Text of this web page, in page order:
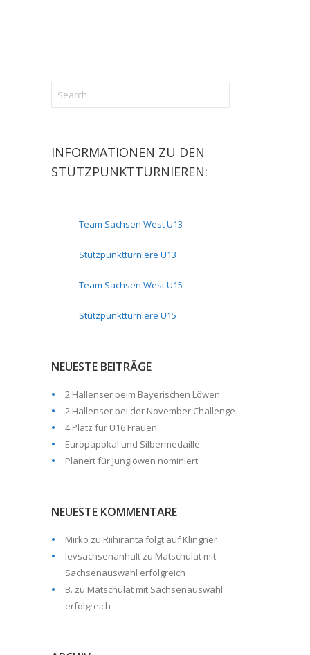
INFORMATIONEN ZU DEN
STÜTZPUNKTTURNIEREN:
Team Sachsen West U13
Stützpunktturniere U13
Team Sachsen West U15
Stützpunktturniere U15
NEUESTE BEITRÄGE
2 Hallenser beim Bayerischen Löwen
2 Hallenser bei der November Challenge
4.Platz für U16 Frauen
Europapokal und Silbermedaille
Planert für Junglöwen nominiert
NEUESTE KOMMENTARE
Mirko zu Riihiranta folgt auf Klingner
levsachsenanhalt zu Matschulat mit
Sachsenauswahl erfolgreich
B. zu Matschulat mit Sachsenauswahl
erfolgreich